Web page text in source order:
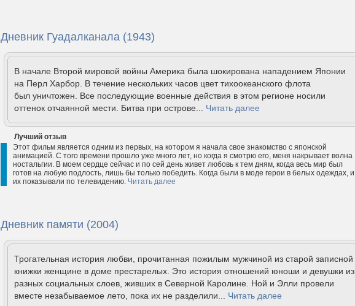
Дневник Гуадалканала (1943)
В начале Второй мировой войны Америка была шокирована нападением Японии
на Перл Харбор. В течение нескольких часов цвет тихоокеанского флота
был уничтожен. Все последующие военные действия в этом регионе носили
оттенок отчаянной мести. Битва при острове... Читать далее
Лучший отзыв
Этот фильм является одним из первых, на котором я начала свое знакомство с японской
анимацией. С того времени прошло уже много лет, но когда я смотрю его, меня накрывает волна
ностальгии. В моем сердце сейчас и по сей день живет любовь к тем дням, когда весь мир был
готов на любую подлость, лишь бы только победить. Когда были в моде герои в белых одеждах, и
их показывали по телевидению. Читать далее
Дневник памяти (2004)
Трогательная история любви, прочитанная пожилым мужчиной из старой записной
книжки женщине в доме престарелых. Это история отношений юноши и девушки из
разных социальных слоев, живших в Северной Каролине. Ной и Элли провели
вместе незабываемое лето, пока их не разделили... Читать далее